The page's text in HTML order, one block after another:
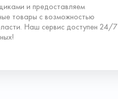
и предоставляем
товары с возможностью
Наш сервис доступен 24/7